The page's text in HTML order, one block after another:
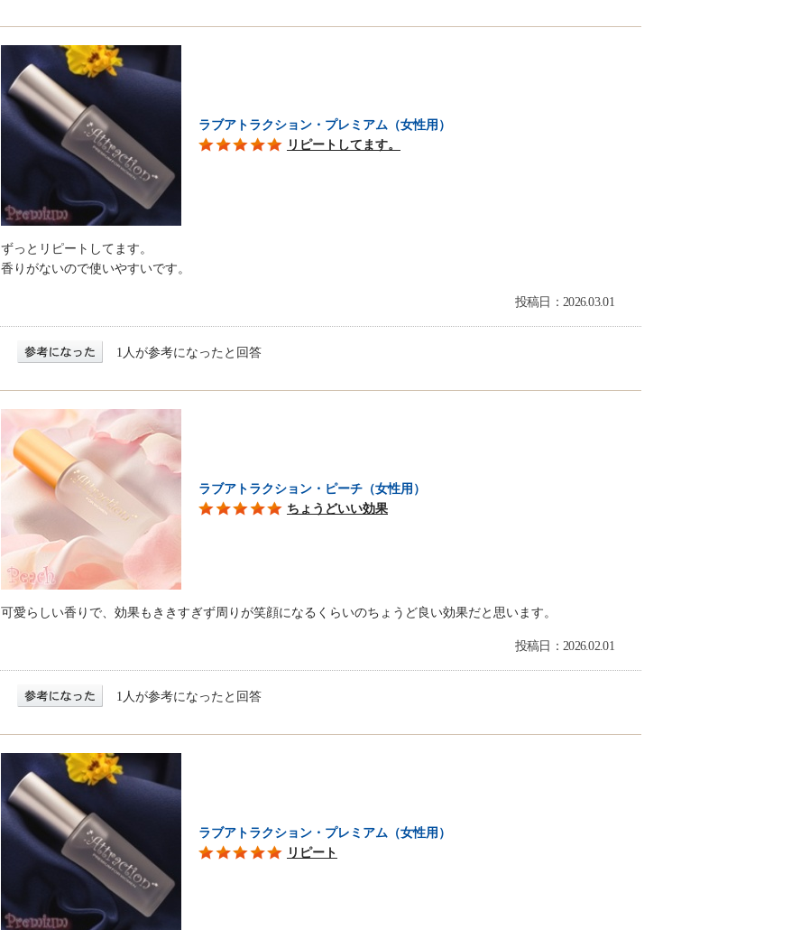
ラブアトラクション・プレミアム（女性用）
リピートしてます。
ずっとリピートしてます。
香りがないので使いやすいです。
投稿日：2026.03.01
1人が参考になったと回答
ラブアトラクション・ピーチ（女性用）
ちょうどいい効果
可愛らしい香りで、効果もききすぎず周りが笑顔になるくらいのちょうど良い効果だと思います。
投稿日：2026.02.01
1人が参考になったと回答
ラブアトラクション・プレミアム（女性用）
リピート